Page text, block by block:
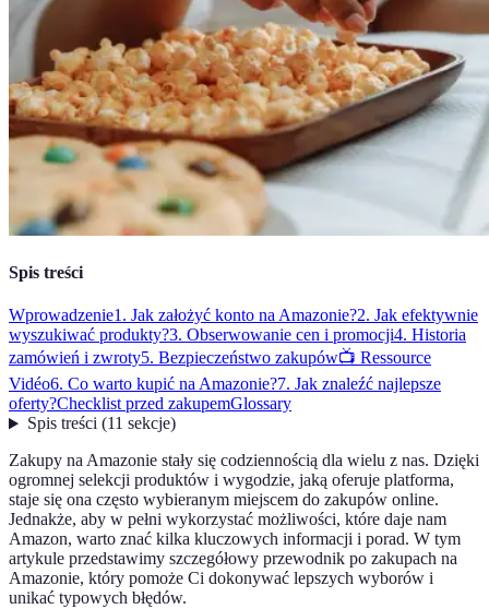
Spis treści
Wprowadzenie1. Jak założyć konto na Amazonie?2. Jak efektywnie
wyszukiwać produkty?3. Obserwowanie cen i promocji4. Historia
zamówień i zwroty5. Bezpieczeństwo zakupów📺 Ressource
Vidéo6. Co warto kupić na Amazonie?7. Jak znaleźć najlepsze
oferty?Checklist przed zakupemGlossary
Spis treści(11 sekcje)
Zakupy na Amazonie stały się codziennością dla wielu z nas. Dzięki
ogromnej selekcji produktów i wygodzie, jaką oferuje platforma,
staje się ona często wybieranym miejscem do zakupów online.
Jednakże, aby w pełni wykorzystać możliwości, które daje nam
Amazon, warto znać kilka kluczowych informacji i porad. W tym
artykule przedstawimy szczegółowy przewodnik po zakupach na
Amazonie, który pomoże Ci dokonywać lepszych wyborów i
unikać typowych błędów.